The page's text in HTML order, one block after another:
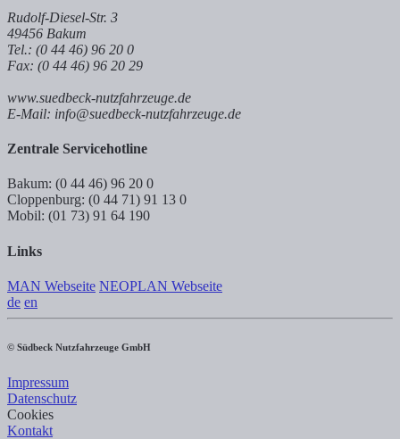
Rudolf-Diesel-Str. 3
49456 Bakum
Tel.: (0 44 46) 96 20 0
Fax: (0 44 46) 96 20 29
www.suedbeck-nutzfahrzeuge.de
E-Mail: info@suedbeck-nutzfahrzeuge.de
Zentrale Servicehotline
Bakum: (0 44 46) 96 20 0
Cloppenburg: (0 44 71) 91 13 0
Mobil: (01 73) 91 64 190
Links
MAN Webseite NEOPLAN Webseite
de en
© Südbeck Nutzfahrzeuge GmbH
Impressum
Datenschutz
Cookies
Kontakt